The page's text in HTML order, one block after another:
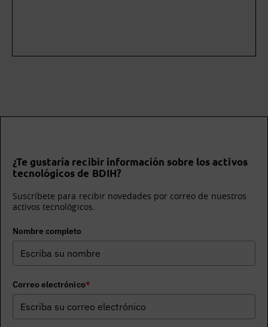
¿Te gustaría recibir información sobre los activos
tecnológicos de BDIH?
Suscríbete para recibir novedades por correo de nuestros
activos tecnológicos.
Nombre completo
Correo electrónico*